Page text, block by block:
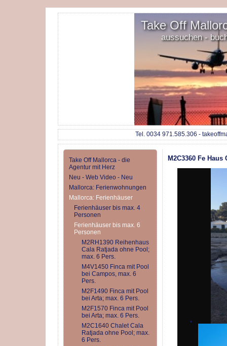
Take Off
aussuchen -
Tel. 0034 971.585.306 -
Take Off Mallorca - die
Agentur mit Herz
Neu - Web Video - Neu
Mallorca: Ferienwohnungen
Mallorca: Ferienhäuser
Ferienhäuser bis max. 4
Personen
Ferienhäuser bis max. 6
Personen
M2RH1390 Reihenhaus
Cala Ratjada ohne Pool;
max. 6 Pers.
M4V1450 Finca mit Pool
bei Campos, max. 6
Pers.
M2F1490 Finca mit Pool
bei Arta; max. 6 Pers.
M2F1570 Finca mit Pool
bei Arta; max. 6 Pers.
M2C1640 Chalet Cala
Ratjada ohne Pool; max.
6 Pers.
M2C3360 Fe